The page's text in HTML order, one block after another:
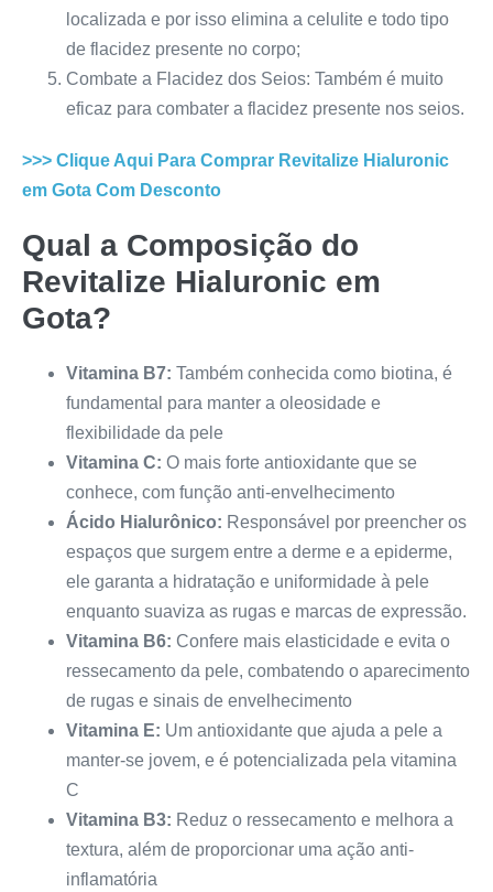
localizada e por isso elimina a celulite e todo tipo
de flacidez presente no corpo;
Combate a Flacidez dos Seios: Também é muito
eficaz para combater a flacidez presente nos seios.
>>> Clique Aqui Para Comprar Revitalize Hialuronic
em Gota Com Desconto
Qual a Composição do
Revitalize Hialuronic em
Gota?
Vitamina B7: Também conhecida como biotina, é
fundamental para manter a oleosidade e
flexibilidade da pele
Vitamina C: O mais forte antioxidante que se
conhece, com função anti-envelhecimento
Ácido Hialurônico: Responsável por preencher os
espaços que surgem entre a derme e a epiderme,
ele garanta a hidratação e uniformidade à pele
enquanto suaviza as rugas e marcas de expressão.
Vitamina B6: Confere mais elasticidade e evita o
ressecamento da pele, combatendo o aparecimento
de rugas e sinais de envelhecimento
Vitamina E: Um antioxidante que ajuda a pele a
manter-se jovem, e é potencializada pela vitamina
C
Vitamina B3: Reduz o ressecamento e melhora a
textura, além de proporcionar uma ação anti-
inflamatória